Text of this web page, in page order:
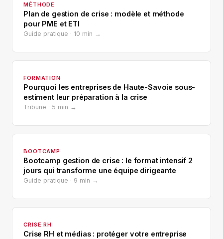
MÉTHODE
Plan de gestion de crise : modèle et méthode
pour PME et ETI
Guide pratique · 10 min →
FORMATION
Pourquoi les entreprises de Haute-Savoie sous-
estiment leur préparation à la crise
Tribune · 5 min →
BOOTCAMP
Bootcamp gestion de crise : le format intensif 2
jours qui transforme une équipe dirigeante
Guide pratique · 9 min →
CRISE RH
Crise RH et médias : protéger votre entreprise